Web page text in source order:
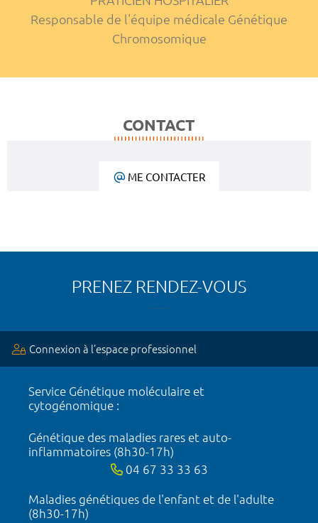
Responsable de l'équipe médicale Génétique
Chromosomique
CONTACT
ME CONTACTER
PRENEZ RENDEZ-VOUS
Connexion à l’espace professionnel
Service Génétique moléculaire et
cytogénomique :
Génétique des maladies rares et auto-
inflammatoires (8h30-17h)
04 67 33 33 63
Maladies génétiques de l'enfant et de l'adulte
(8h30-17h)